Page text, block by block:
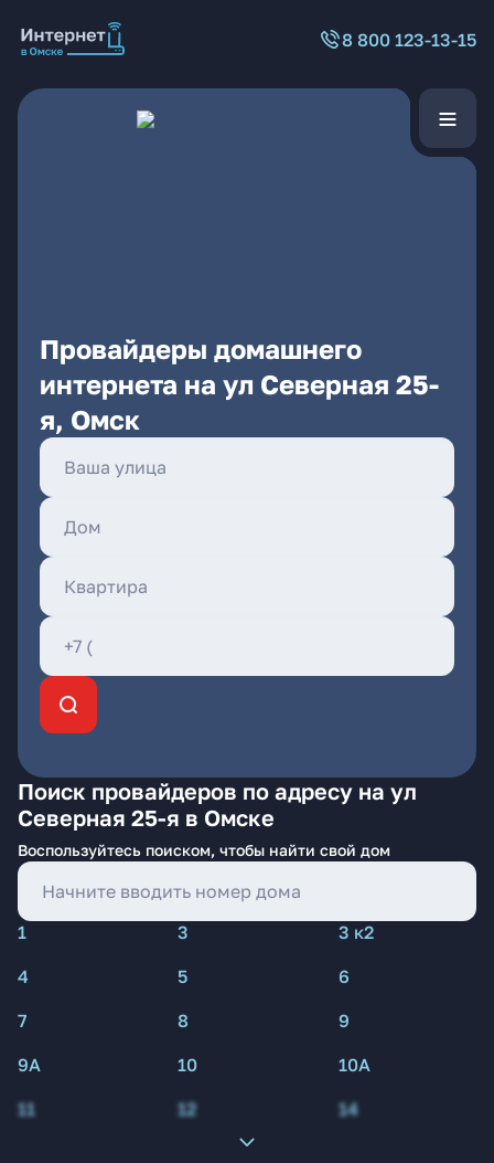
8 800 123-13-15
Провайдеры домашнего
интернета на ул Северная 25-
я, Омск
Поиск провайдеров по адресу на ул
Северная 25-я в Омске
Воспользуйтесь поиском, чтобы найти свой дом
1 3
3 к2
4
5
6
7
8
9
9А
10
10А
11
12 14